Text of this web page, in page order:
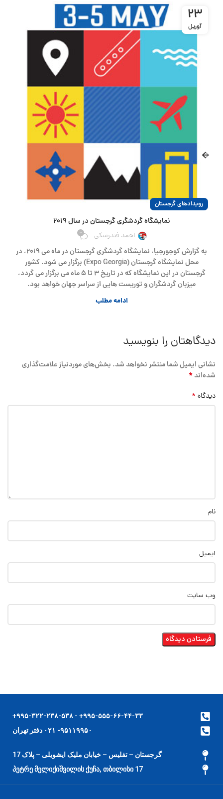
23
آوریل
رویدادهای گرجستان
نمایشگاه گردشگری گرجستان در سال ۲۰۱۹
احمد فندرسکی 0
به گزارش کوجورجیا، نمایشگاه گردشگری گرجستان در ماه می ۲۰۱۹، در
محل نمایشگاه گرجستان (Expo Georgia) برگزار می شود. کشور
گرجستان در این نمایشگاه که در تاریخ ۳ تا ۵ ماه می برگزار می گردد،
میزبان گردشگران و توریست هایی از سراسر جهان خواهد بود.
ادامه مطلب
دیدگاهتان را بنویسید
نشانی ایمیل شما منتشر نخواهد شد. بخش‌های موردنیاز علامت‌گذاری
شده‌اند*
دیدگاه *
نام
ایمیل
وب‌ سایت
۹۹۵-۵۵۵-۶۶-۴۴-۳۳+ - ۹۹۵-۳۲۲-۲۳۸-۵۳۸+
۹۵۱۱۹۹۵۰- ۰۲۱ دفتر تهران
گرجستان – تفلیس – خیابان ملیک ایشویلی – پلاک 17
17 პეტრე მელიქიშვილის ქუჩა, თბილისი